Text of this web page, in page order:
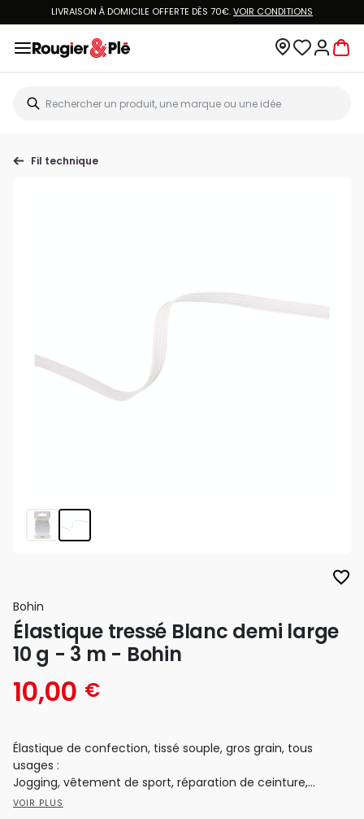
LIVRAISON À DOMICILE OFFERTE DÈS 70€.VOIR CONDITIONS
Fil technique
favorite_border
Bohin
Élastique tressé Blanc demi large
10 g - 3 m - Bohin
10,00 €
Élastique de confection, tissé souple, gros grain, tous
usages :
Jogging, vêtement de sport, réparation de ceinture,...
VOIR PLUS